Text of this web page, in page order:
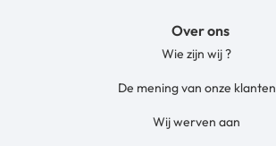
Over ons
Wie zijn wij ?
De mening van onze klanten
Wij werven aan